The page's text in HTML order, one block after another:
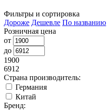
Фильтры и сортировка
Дороже Дешевле По названию
Розничная цена
от
до
1900
6912
Страна производитель:
Германия
Китай
Бренд: